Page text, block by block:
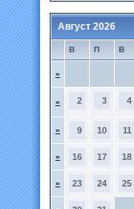
Август 2026
В П В
»
» 2 3 4
» 9 10 11
» 16 17 18
» 23 24 25